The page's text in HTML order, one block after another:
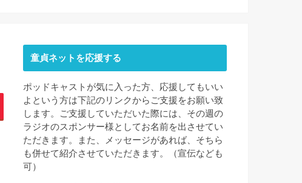
童貞ネットを応援する
ポッドキャストが気に入った方、応援してもいい
よという方は下記のリンクからご支援をお願い致
します。ご支援していただいた際には、その週の
ラジオのスポンサー様としてお名前を出させてい
ただきます。また、メッセージがあれば、そちら
も併せて紹介させていただきます。（宣伝なども
可）